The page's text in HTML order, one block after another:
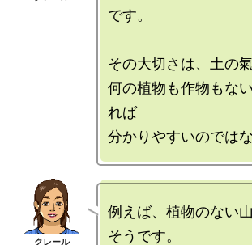
です。
その大切さは、土の
何の植物も作物もな
れば
例えば、植物のない
そうです。